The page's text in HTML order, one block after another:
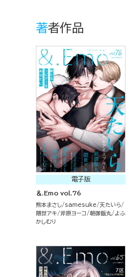
著者作品
電子版
＆.Emo vol.76
熊本まさし samesuke
天たいら
隈世アキ
斧原ヨーコ 朝御飯丸
よふ
かしむり